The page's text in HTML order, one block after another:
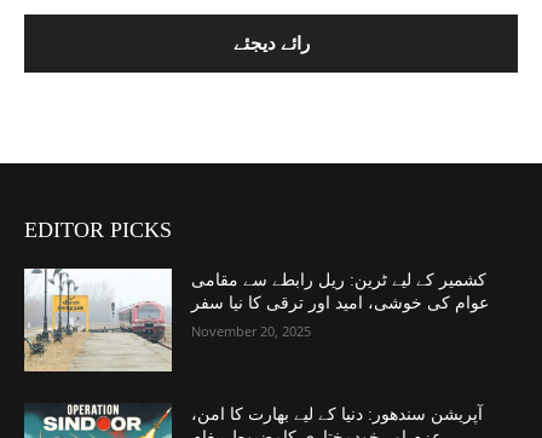
EDITOR PICKS
کشمیر کے لیے ٹرین: ریل رابطے سے مقامی
عوام کی خوشی، امید اور ترقی کا نیا سفر
November 20, 2025
آپریشن سندھور: دنیا کے لیے بھارت کا امن،